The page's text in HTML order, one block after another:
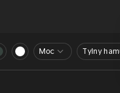
Moc Tylny